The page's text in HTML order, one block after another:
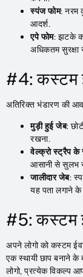
स्पंज फोम: नरम
आदर्श.
एपे फोम: झटके
अधिकतम सुरक्षा
#4: कस्टम
अतिरिक्त भंडारण की
मुड़ी हुई जेब:
रखना.
वेल्क्रो स्ट्रैप के
आसानी से सुलभ
जालीदार जेब:
यह पता लगाने के
#5: कस्टम
अपने लोगो को कस्टम
एक स्थायी छाप बनाने
लोगो, प्रत्येक विकल्प